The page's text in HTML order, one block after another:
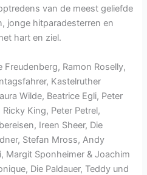
van de meest geliefde
jonge hitparadesterren en
hart en ziel.
Ramon Roselly,
Kastelruther
Wilde, Beatrice Egli, Peter
King, Peter Petrel,
Ireen Sheer, Die
Stefan Mross, Andy
Margit Sponheimer & Joachim
Die Paldauer, Teddy und